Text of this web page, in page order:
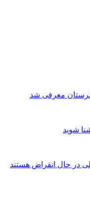
لرستان معرفی شد
در حال انقراض هستند